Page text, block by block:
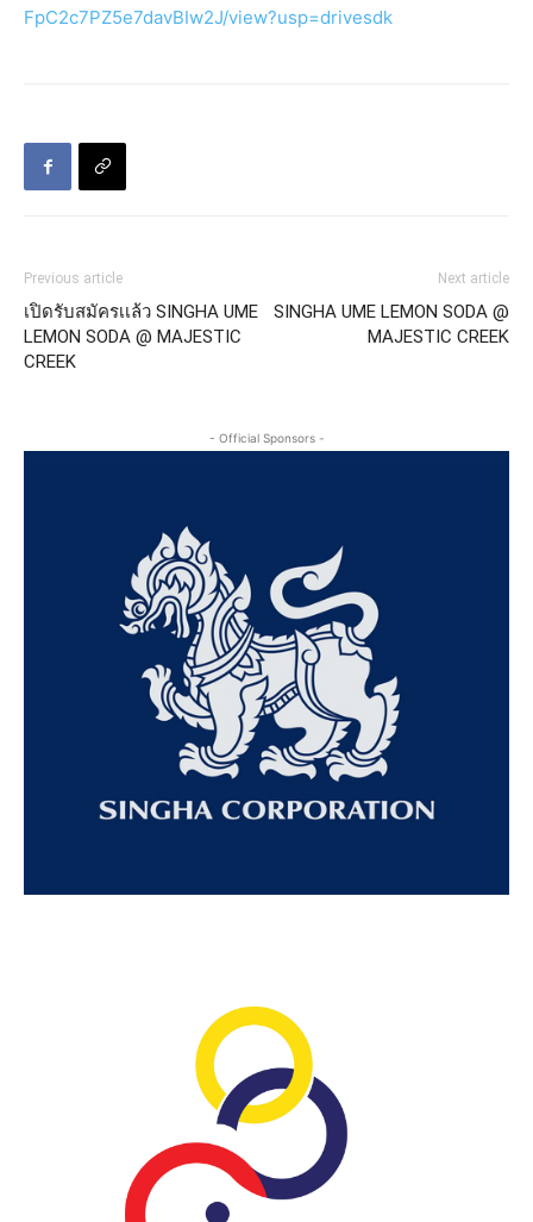
FpC2c7PZ5e7davBIw2J/view?usp=drivesdk
Previous article
เปิดรับสมัครเเล้ว SINGHA UME
LEMON SODA @ MAJESTIC
CREEK
Next article
SINGHA UME LEMON SODA @
MAJESTIC CREEK
- Official Sponsors -